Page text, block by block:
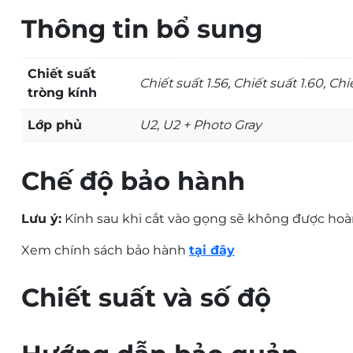
2. Những ưu điểm vượt
Nếu dòng đa tròng đời cũ hay dòng Chemi A-One
Vùng nhìn rộng hơn, giảm
Nhược điểm lớn nhất khiến nhiều người sợ đeo
mọi thứ xung quanh bị méo mó, gây chóng mặt.
Nhờ thuật toán Freeform thông minh, Chemi A-
người đeo có thể liếc mắt sang hai bên để quan sát
Lớp váng phủ bảo vệ mắt
Giảm thiểu tối đa hiện
Thông tin bổ sung
Chiết suất
tròng kính
Chiết suất 1.56, Chiết suất 1.60,
Lớp phủ U2, U2 + Photo Gray
Chế độ bảo hành
Lưu ý: Kính sau khi cắt vào gọng sẽ không được
Xem chính sách bảo hành tại đây
Chiết suất và số độ